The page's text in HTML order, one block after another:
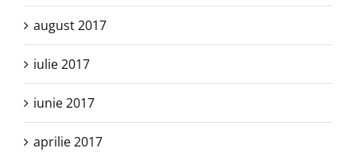
august 2017
iulie 2017
iunie 2017
aprilie 2017